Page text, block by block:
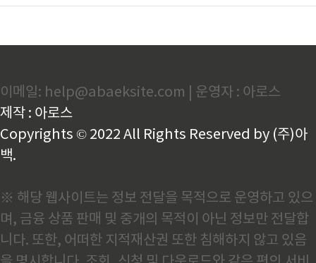
이메일: help@abaeksite.com | 운영자 : 아로스
제작 : 아로스
Copyrights © 2022 All Rights Reserved by (주)아
백.
※ 해당 웹사이트는 정보 전달을 목적으로 운영하고 있으
며, 금융 상품 판매 및 중개의 목적이 아닌 정보만 전달합
니다. 또한, 어떠한 지적재산권 또한 침해하지 않고 있음